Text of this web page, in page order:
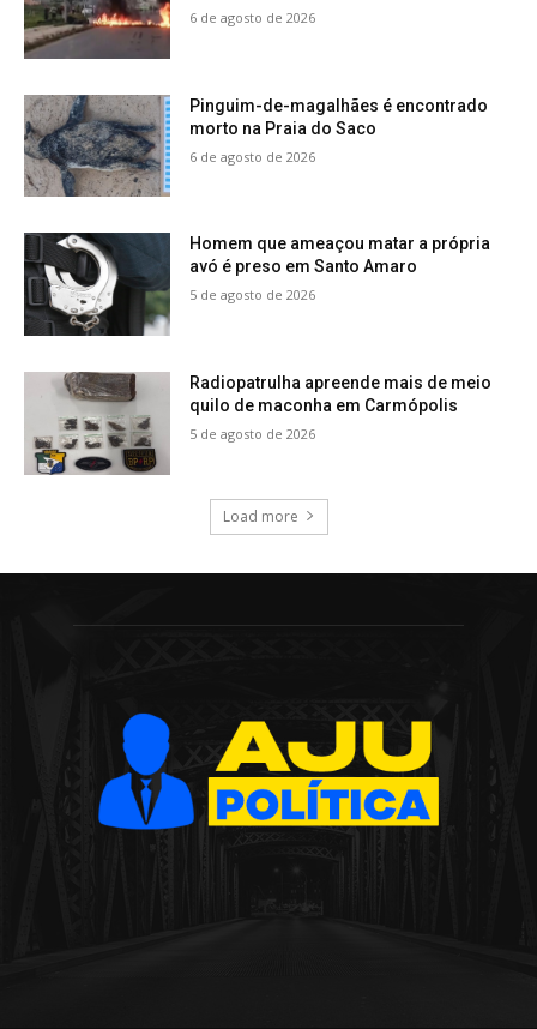
6 de agosto de 2026
Pinguim-de-magalhães é encontrado
morto na Praia do Saco
6 de agosto de 2026
Homem que ameaçou matar a própria
avó é preso em Santo Amaro
5 de agosto de 2026
Radiopatrulha apreende mais de meio
quilo de maconha em Carmópolis
5 de agosto de 2026
Load more